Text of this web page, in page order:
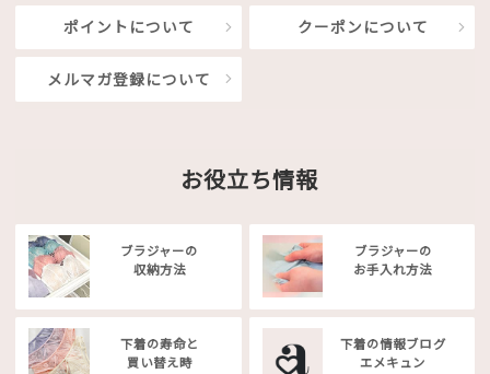
ポイントについて クーポンについて
メルマガ登録について
お役立ち情報
ブラジャーの
収納方法
ブラジャーの
お手入れ方法
下着の寿命と
買い替え時
下着の情報ブログ
エメキュン